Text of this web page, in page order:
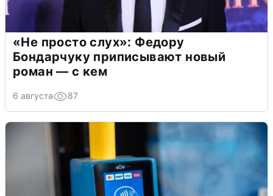
«Не просто слух»: Федору
Бондарчуку приписывают новый
роман — с кем
6 августа 87